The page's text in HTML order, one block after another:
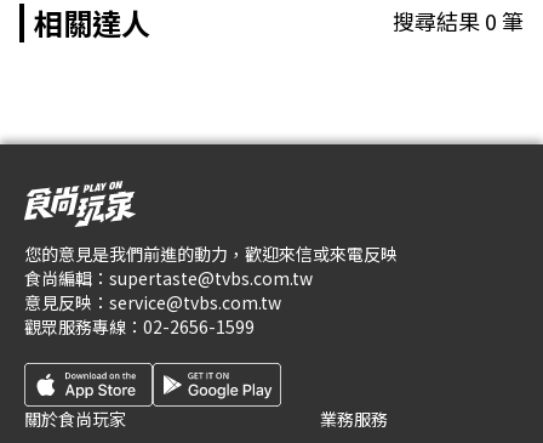
相關達人 搜尋結果0筆
您的意見是我們前進的動力，歡迎來信或來電反映
食尚編輯： supertaste@tvbs.com.tw
意見反映： service@tvbs.com.tw
觀眾服務專線： 02-2656-1599
關於食尚玩家 業務服務